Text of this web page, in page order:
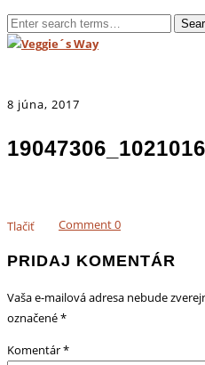
8 júna, 2017
Tlačiť Comment0
PRIDAJ KOMENTÁR
Vaša e-mailová adresa nebude
označené*
Komentár*